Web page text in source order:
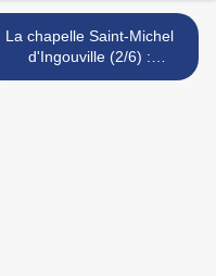
La chapelle Saint-Michel
d'Ingouville (2/6) :
historique >